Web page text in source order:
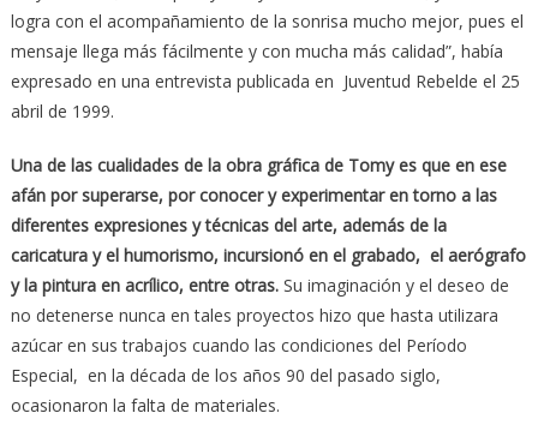
logra con el acompañamiento de la sonrisa mucho mejor, pues el
mensaje llega más fácilmente y con mucha más calidad”, había
expresado en una entrevista publicada en Juventud Rebelde el 25
abril de 1999.
Una de las cualidades de la obra gráfica de Tomy es que en ese
afán por superarse, por conocer y experimentar en torno a las
diferentes expresiones y técnicas del arte, además de la
caricatura y el humorismo, incursionó en el grabado, el aerógrafo
y la pintura en acrílico, entre otras.Su imaginación y el deseo de
no detenerse nunca en tales proyectos hizo que hasta utilizara
azúcar en sus trabajos cuando las condiciones del Período
Especial, en la década de los años 90 del pasado siglo,
ocasionaron la falta de materiales.